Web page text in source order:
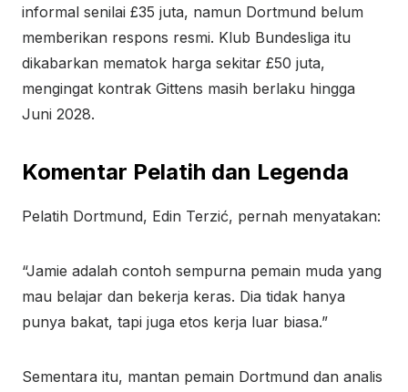
informal senilai £35 juta, namun Dortmund belum
memberikan respons resmi. Klub Bundesliga itu
dikabarkan mematok harga sekitar £50 juta,
mengingat kontrak Gittens masih berlaku hingga
Juni 2028.
Komentar Pelatih dan Legenda
Pelatih Dortmund, Edin Terzić, pernah menyatakan:
“Jamie adalah contoh sempurna pemain muda yang
mau belajar dan bekerja keras. Dia tidak hanya
punya bakat, tapi juga etos kerja luar biasa.”
Sementara itu, mantan pemain Dortmund dan analis